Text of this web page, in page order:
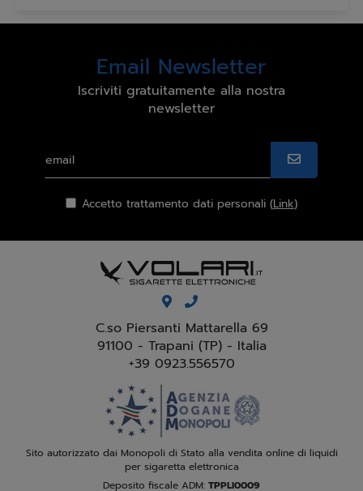
Email Newsletter
Iscriviti gratuitamente alla nostra
newsletter
Accetto trattamento dati personali (Link)
C.so Piersanti Mattarella 69
91100 - Trapani (TP) - Italia
+39 0923.556570
Sito autorizzato dai Monopoli di Stato alla vendita online di liquidi
per sigaretta elettronica
Deposito fiscale ADM: TPPLI0009